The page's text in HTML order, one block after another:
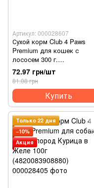
Артикул: 000028607
Сухой корм Club 4 Paws
Premium для кошек с
лососем 300 г.
(4820083909221)
72.97 грн/шт
81.08 грн
Купить
Только 22 дня
−10%
Акция